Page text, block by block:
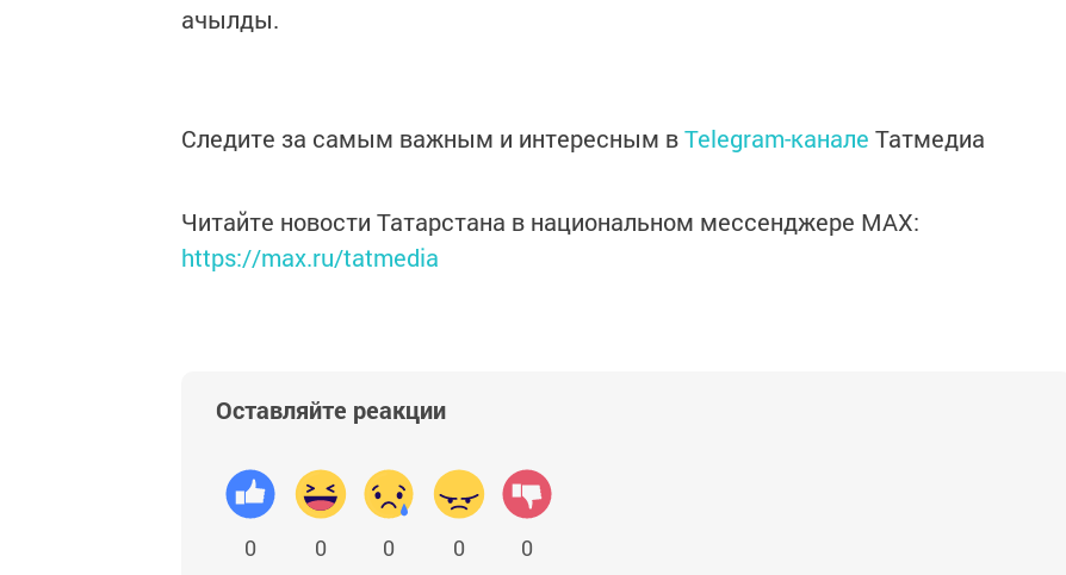
ачылды.
Следите за самым важным и интересным вTelegram-канале Татмедиа
Читайте новости Татарстана в национальном мессенджере MАХ:
https://max.ru/tatmedia
Оставляйте реакции
0 0 0 0 0